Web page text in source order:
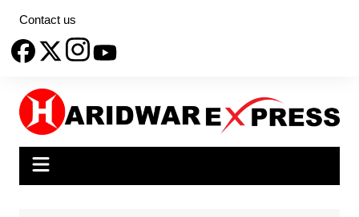
content
Contact us